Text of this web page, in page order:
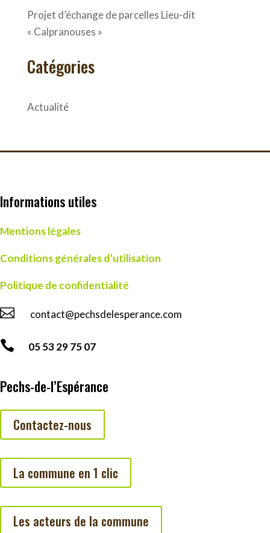
Projet d’échange de parcelles Lieu-dit
« Calpranouses »
Catégories
Actualité
Informations utiles
Mentions légales
Conditions générales d’utilisation
Politique de confidentialité
 contact@pechsdelesperance.com
 05 53 29 75 07
Pechs-de-l’Espérance
Contactez-nous
La commune en 1 clic
Les acteurs de la commune